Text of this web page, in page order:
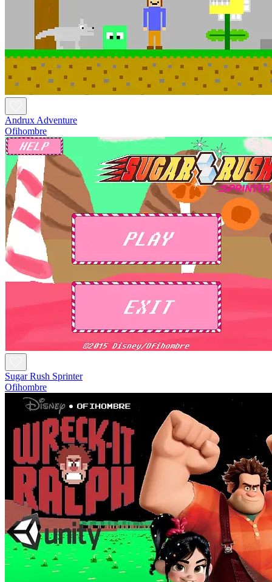
Andrux Adventure
Ofihombre
Sugar Rush Sprinter
Ofihombre